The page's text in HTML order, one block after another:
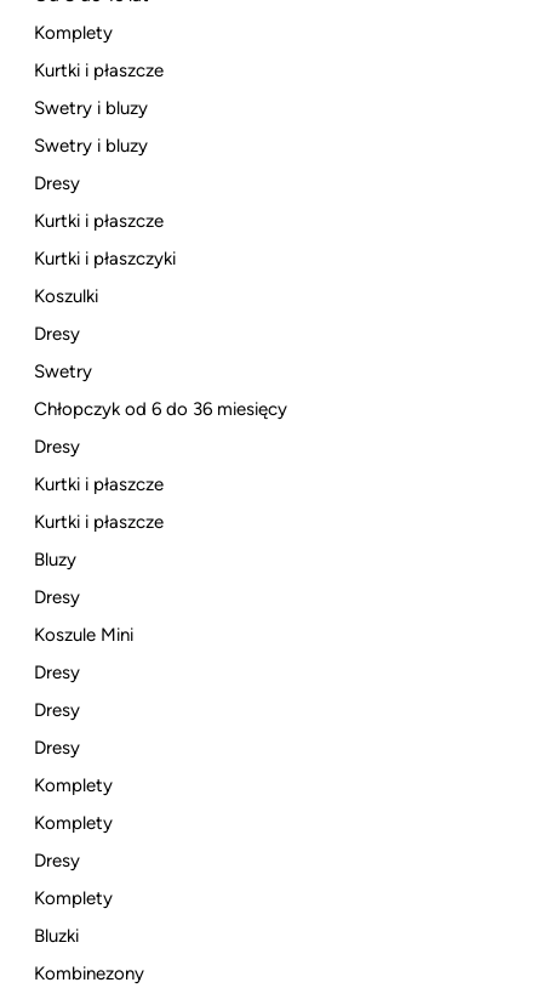
Komplety
Kurtki i płaszcze
Swetry i bluzy
Swetry i bluzy
Dresy
Kurtki i płaszcze
Kurtki i płaszczyki
Koszulki
Dresy
Swetry
Chłopczyk od 6 do 36 miesięcy
Dresy
Kurtki i płaszcze
Kurtki i płaszcze
Bluzy
Dresy
Koszule Mini
Dresy
Dresy
Dresy
Komplety
Komplety
Dresy
Komplety
Bluzki
Kombinezony